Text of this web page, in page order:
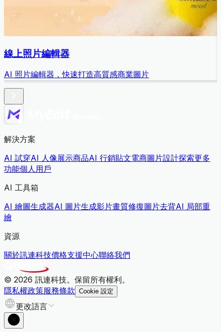
線上照片編輯器
AI 照片編輯器，快速打造高質感商業圖片
解決方案
AI 試穿AI 人像展示商品AI 行銷貼文電商圖片設計探索更多
功能個人用戶
AI 工具箱
AI 繪圖生成器AI 圖片生成影片畫質修復圖片去背AI 局部重
繪
資源
關於訊連科技價格支援中心聯絡我們
© 2026 訊連科技。保留所有權利。
隱私權政策服務條款 Cookie 設定
更改語言